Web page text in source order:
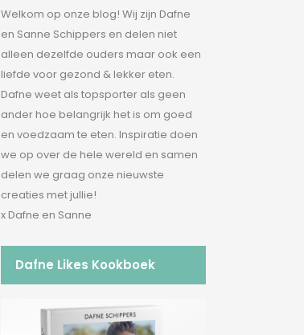
Welkom op onze blog! Wij zijn Dafne
en Sanne Schippers en delen niet
alleen dezelfde ouders maar ook een
liefde voor gezond & lekker eten.
Dafne weet als topsporter als geen
ander hoe belangrijk het is om goed
en voedzaam te eten. Inspiratie doen
we op over de hele wereld en samen
delen we graag onze nieuwste
creaties met jullie!
x Dafne en Sanne
Dafne Likes Kookboek